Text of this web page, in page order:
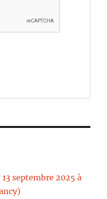
septembre 2025 à